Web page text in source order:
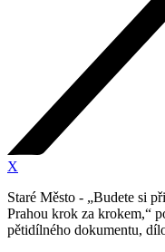
X
Staré Město - „Budete si
Prahou krok za krokem,“
pětidílného dokumentu,